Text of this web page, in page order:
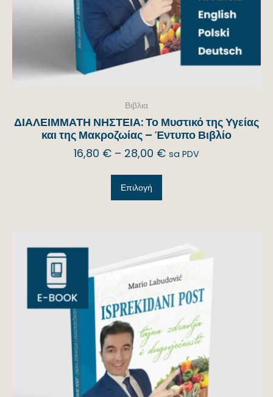
Βιβλια
ΔΙΑΛΕΙΜΜΑΤΗ ΝΗΣΤΕΙΑ: Το Μυστικό της Υγείας
και της Μακροζωίας – Έντυπο Βιβλίο
16,80 € – 28,00 € sa PDV
Επιλογή